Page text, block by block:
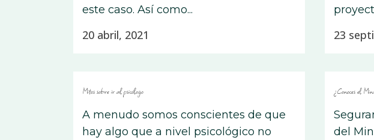
este caso. Así como...
20 abril, 2021 23
Mitos sobre ir al psicólogo
A menudo somos conscientes de que
hay algo que a nivel psicológico no
¿Conoces el
del